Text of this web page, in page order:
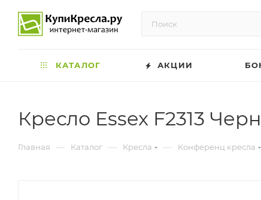
КАТАЛОГ АКЦИИ
Кресло Essex F2313
Главная — Каталог — Кресла — Конференц кресла